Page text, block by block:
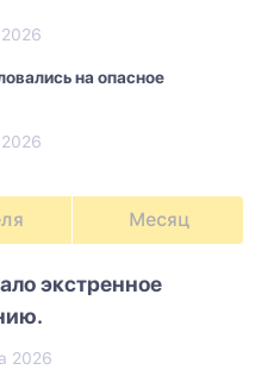
на опасное
Месяц
экстренное
2026